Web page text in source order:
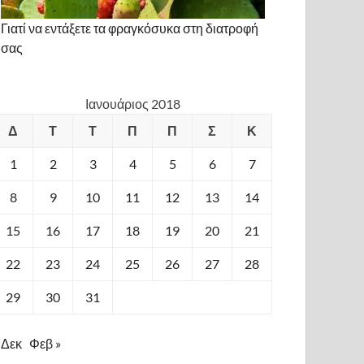
Γιατί να εντάξετε τα φραγκόσυκα στη διατροφή
σας
Ιανουάριος 2018
Δ
Τ Τ Π Π Σ Κ
1 2 3 4 5 6 7
8 9 10 11 12 13 14
15 16 17 18 19 20 21
22 23 24 25 26 27 28
29 30 31
Φεβ »